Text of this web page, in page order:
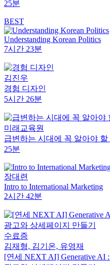
25분
BEST
Understanding Korean Politics
7시간 23분
김진우
경험 디자인
5시간 26분
미래교육원
급변하는 시대에 꼭 알아야
25분
장대련
Intro to International Marketing
2시간 42분
수료증
김재형, 김기온, 유영재
[연세 NEXT AI] Generative AI